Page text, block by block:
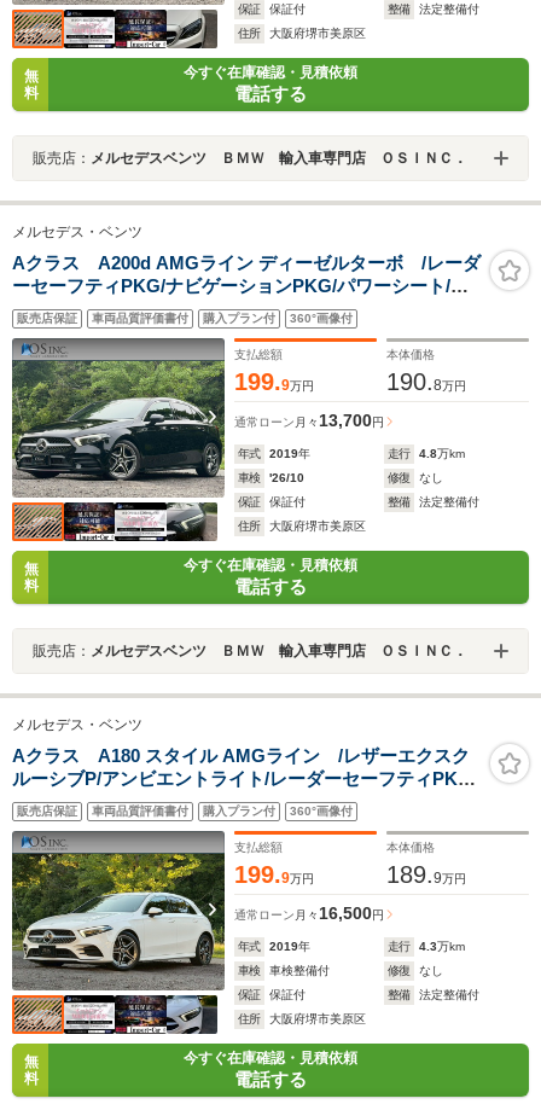
保証
保証付 整備
法定整備付
住所
大阪府堺市美原区
無
料
今すぐ在庫確認・見積依頼
電話する
販売店： メルセデスベンツ ＢＭＷ 輸入車専門店 ＯＳＩＮＣ．
メルセデス・ベンツ
Aクラス A200d AMGライン ディーゼルターボ /レーダ
ーセーフティPKG/ナビゲーションPKG/パワーシート/シ
ートヒーター/シートメモリー/純正ナビ/フルセグ
TV/Bluetooth/BSM/クリアランスソナー/ETC/純正AW
販売店保証 車両品質評価書付 購入プラン付 360°画像付
支払総額
199.9万円
本体価格
190.8万円
通常ローン 月々 13,700円
年式 2019年 走行 4.8万km
車検
'26/10 修復
なし
保証
保証付 整備
法定整備付
住所
大阪府堺市美原区
無
料
今すぐ在庫確認・見積依頼
電話する
販売店： メルセデスベンツ ＢＭＷ 輸入車専門店 ＯＳＩＮＣ．
メルセデス・ベンツ
Aクラス A180 スタイル AMGライン /レザーエクスク
ルーシブP/アンビエントライト/レーダーセーフティPKG/
パワーシート・ヒーター・メモリー/バックカメラ/純正ナ
ビ/フルセグTV/Bluetooth/ETC/純正AW
販売店保証 車両品質評価書付 購入プラン付 360°画像付
支払総額
199.9万円
本体価格
189.9万円
通常ローン 月々 16,500円
年式 2019年 走行 4.3万km
車検
車検整備付 修復
なし
保証
保証付 整備
法定整備付
住所
大阪府堺市美原区
無
料
今すぐ在庫確認・見積依頼
電話する